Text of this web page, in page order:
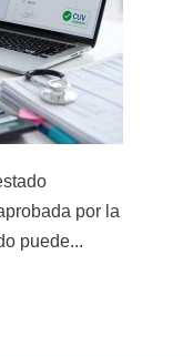
por la
puede...